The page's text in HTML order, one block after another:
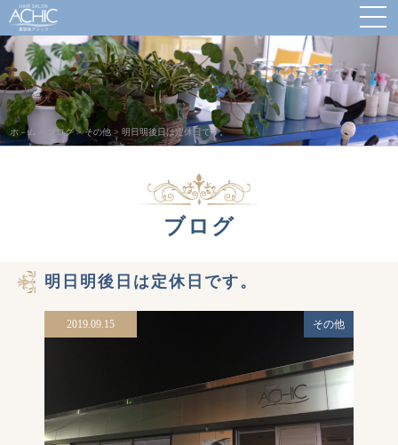
ホ－ム ブログ>その他 >明日明後日は定休日です。
ブログ
明日明後日は定休日です。
2019.09.15 その他